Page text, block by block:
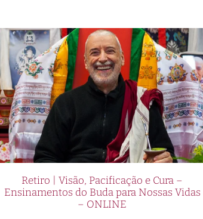
Retiro | Visão, Pacificação e Cura –
Ensinamentos do Buda para Nossas Vidas
– ONLINE